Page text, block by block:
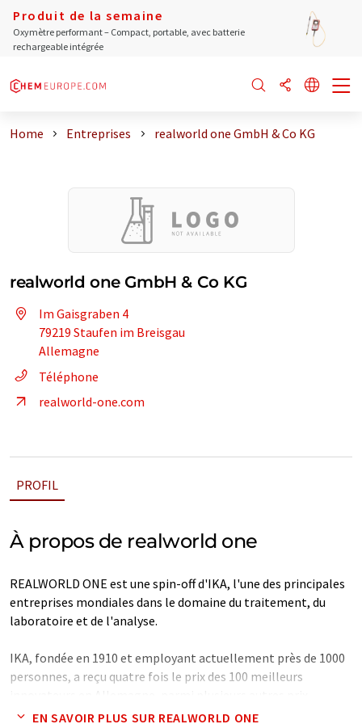
Produit de la semaine
Oxymètre performant – Compact, portable, avec batterie
rechargeable intégrée
Home Entreprises realworld one GmbH & Co KG
realworld one GmbH & Co KG
Im Gaisgraben 4
79219 Staufen im Breisgau
Allemagne
Téléphone
realworld-one.com
PROFIL
À propos de realworld one
REALWORLD ONE est une spin-off d'IKA, l'une des principales
entreprises mondiales dans le domaine du traitement, du
laboratoire et de l'analyse.
IKA, fondée en 1910 et employant actuellement près de 1000
personnes, a reçu quatre fois le prix des 100 meilleurs
d'innovation. Depuis les débuts de realworld one, plus de 40
EN SAVOIR PLUS SUR REALWORLD ONE